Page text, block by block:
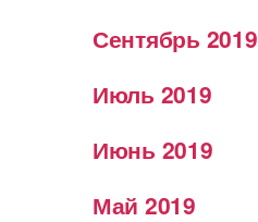
Сентябрь 2019
Июль 2019
Июнь 2019
Май 2019